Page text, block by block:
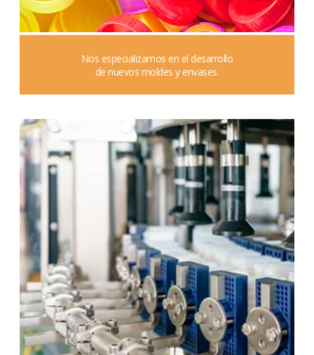
Nos especializamos en el desarrollo
de nuevos moldes y envases.